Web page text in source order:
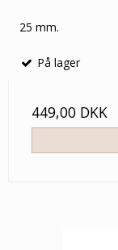
25 mm.
På lager
449,00 DKK